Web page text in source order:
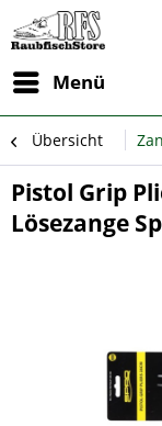
Menü
Übersicht
Pistol Grip
Lösezange